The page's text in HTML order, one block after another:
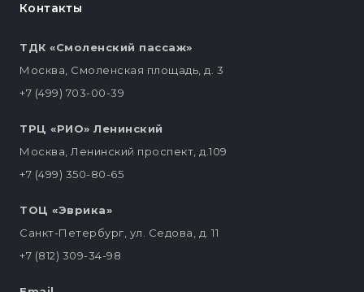
Контакты
ТДК «Смоленский пассаж»
Москва, Смоленская площадь, д. 3
+7 (499) 703-00-39
ТРЦ «РИО» Ленинский
Москва, Ленинский проспект, д.109
+7 (499) 350-80-65
ТОЦ «Эврика»
Санкт-Петербург, ул. Седова, д. 11
+7 (812) 309-34-98